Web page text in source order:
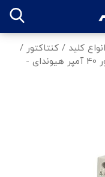
انواع کلید / کنتاکتور /
کنتاکتور 40 آمپر هیوندای -